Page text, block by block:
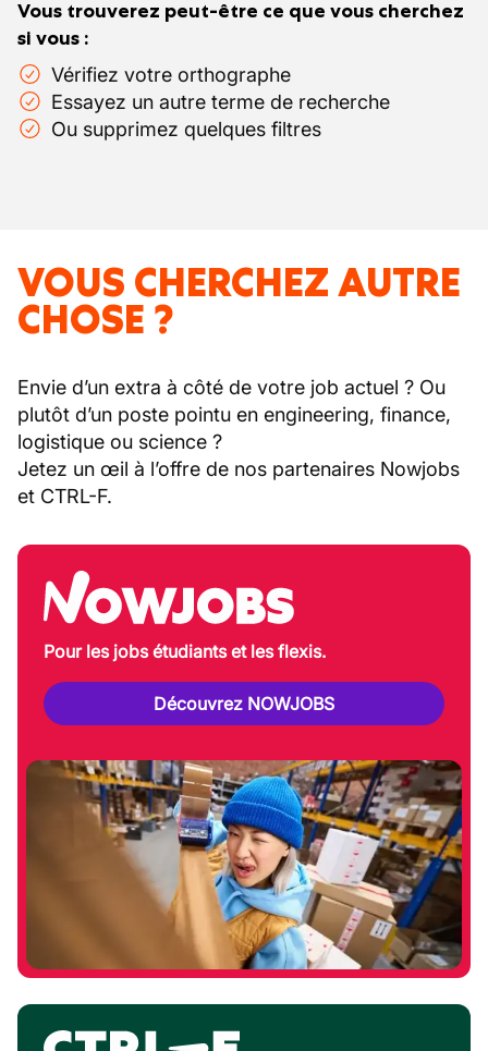
Vous trouverez peut-être ce que vous cherchez
si vous :
Vérifiez votre orthographe
Essayez un autre terme de recherche
Ou supprimez quelques filtres
VOUS CHERCHEZ AUTRE
CHOSE ?
Envie d’un extra à côté de votre job actuel ? Ou
plutôt d’un poste pointu en engineering, finance,
logistique ou science ?
Jetez un œil à l’offre de nos partenaires Nowjobs
et CTRL-F.
Pour les jobs étudiants et les flexis.
Découvrez NOWJOBS